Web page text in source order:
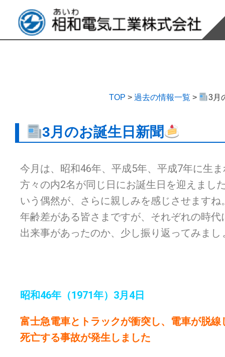
TOP > 過去の情報一覧 > 3月
3月のお誕生日新聞
今月は、昭和46年、平成5年、平成7年に生
方々の内2名が同じ日にお誕生日を迎えまし
いう偶然が、さらに親しみを感じさせますね
年齢差がある皆さまですが、それぞれの時代
出来事があったのか、少し振り返ってみまし
昭和46年（1971年）3月4日
富士急電車とトラックが衝突し、電車が脱線
死亡する事故が発生しました